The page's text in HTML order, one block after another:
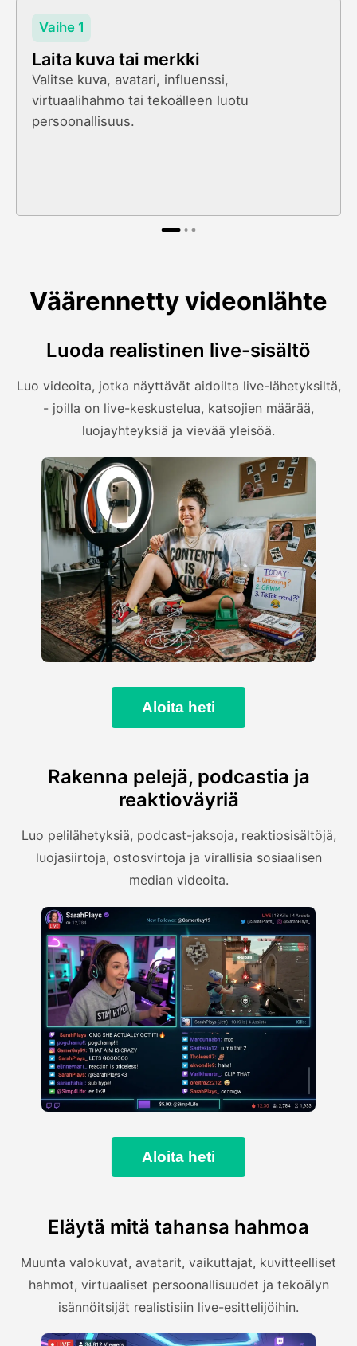
Vaihe 1
Laita kuva tai merkki
Valitse kuva, avatari, influenssi,
virtuaalihahmo tai tekoälleen luotu
persoonallisuus.
Väärennetty videonlähte
Luoda realistinen live-sisältö
Luo videoita, jotka näyttävät aidoilta live-lähetyksiltä,
- joilla on live-keskustelua, katsojien määrää,
luojayhteyksiä ja vievää yleisöä.
Aloita heti
Rakenna pelejä, podcastia ja
reaktioväyriä
Luo pelilähetyksiä, podcast-jaksoja, reaktiosisältöjä,
luojasiirtoja, ostosvirtoja ja virallisia sosiaalisen
median videoita.
Aloita heti
Eläytä mitä tahansa hahmoa
Muunta valokuvat, avatarit, vaikuttajat, kuvitteelliset
hahmot, virtuaaliset persoonallisuudet ja tekoälyn
isännöitsijät realistisiin live-esittelijöihin.